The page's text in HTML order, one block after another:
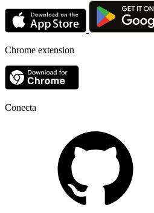
Chrome extension
Conecta